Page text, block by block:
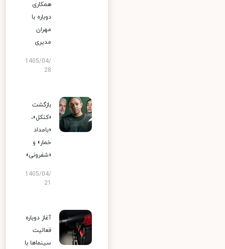
همکاری
دوباره با
مهران
مدیری
1405/04/
28
بازگشت
«کنکل»،
«بامداد
خمار» و
«شفرونی»
1405/04/
آغاز دوباره
فعالیت
سینماها با